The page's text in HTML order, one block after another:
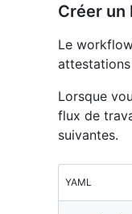
Créer un
Le
attestations
Lorsque
flux de
suivantes.
YAML